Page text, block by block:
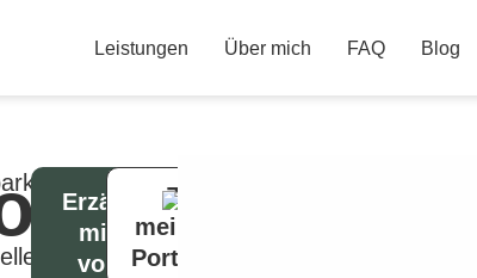
Leistungen Über mich FAQ Blog
Erzähl
mir
von
Zu
meinem
Portfolio